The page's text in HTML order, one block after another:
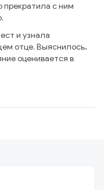
прекратила с ним
и узнала
отце. Выяснилось,
оценивается в